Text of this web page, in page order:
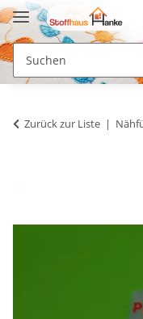
Zurück zur Liste